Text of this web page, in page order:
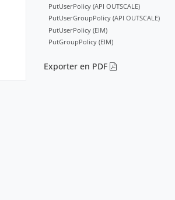
PutUserPolicy (API OUTSCALE)
PutUserGroupPolicy (API OUTSCALE)
PutUserPolicy (EIM)
PutGroupPolicy (EIM)
Exporter en PDF